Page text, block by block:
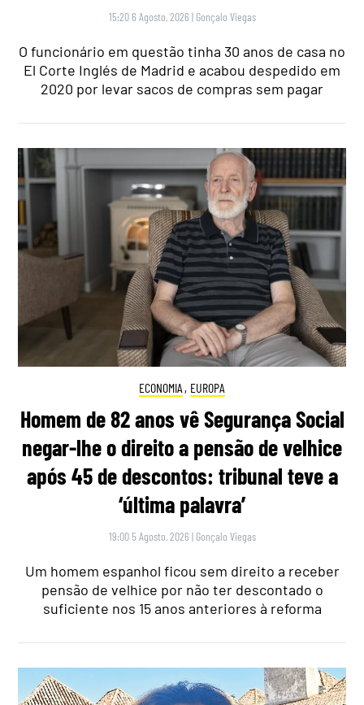
15:20 6 Agosto, 2026 | Gonçalo Viegas
O funcionário em questão tinha 30 anos de casa no
El Corte Inglés de Madrid e acabou despedido em
2020 por levar sacos de compras sem pagar
ECONOMIA , EUROPA
Homem de 82 anos vê Segurança Social
negar-lhe o direito a pensão de velhice
após 45 de descontos: tribunal teve a
‘última palavra’
19:00 5 Agosto, 2026 | Gonçalo Viegas
Um homem espanhol ficou sem direito a receber
pensão de velhice por não ter descontado o
suficiente nos 15 anos anteriores à reforma